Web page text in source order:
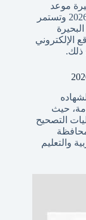
موعد
إطلاق نتيجه الشهاده الاعداديه محافظه البحيره 2026 وتستمر
الإلكتروني
ذلك.
القادمة، حيث
التصحيح
والتعليم